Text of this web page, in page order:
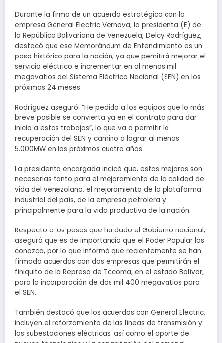
Durante la firma de un acuerdo estratégico con la
empresa General Electric Vernova, la presidenta (E) de
la República Bolivariana de Venezuela, Delcy Rodríguez,
destacó que ese Memorándum de Entendimiento es un
paso histórico para la nación, ya que pemitirá mejorar el
servicio eléctrico e incrementar en al menos mil
megavatios del Sistema Eléctrico Nacional (SEN) en los
próximos 24 meses.
Rodríguez aseguró: “He pedido a los equipos que lo más
breve posible se convierta ya en el contrato para dar
inicio a estos trabajos”, lo que va a permitir la
recuperación del SEN y camino a lograr al menos
5.000MW en los próximos cuatro años.
La presidenta encargada indicó que, estas mejoras son
necesarias tanto para el mejoramiento de la calidad de
vida del venezolano, el mejoramiento de la plataforma
industrial del país, de la empresa petrolera y
principalmente para la vida productiva de la nación.
Respecto a los pasos que ha dado el Gobierno nacional,
aseguró que es de importancia que el Poder Popular los
conozca, por lo que informó que recientemente se han
firmado acuerdos con dos empresas que permitirán el
finiquito de la Represa de Tocoma, en el estado Bolívar,
para la incorporación de dos mil 400 megavatios para
el SEN.
También destacó que los acuerdos con General Electric,
incluyen el reforzamiento de las líneas de transmisión y
las subestaciones eléctricas, así como el aporte de